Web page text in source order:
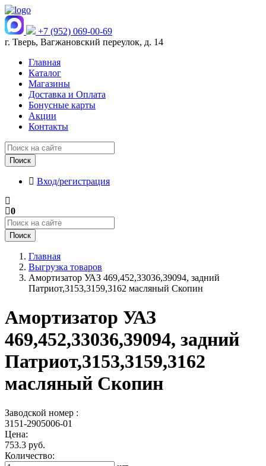
+7 (952) 069-00-69
г. Тверь, Вагжановский переулок, д. 14
Главная
Каталог
Магазины
Доставка и Оплата
Бонусные карты
Акции
Контакты
Поиск
Вход/регистрация
0
Поиск
Главная
Выгрузка товаров
Амортизатор УАЗ 469,452,33036,39094, задний
Патриот,3153,3159,3162 масляный Скопин
Амортизатор УАЗ
469,452,33036,39094, задний
Патриот,3153,3159,3162
масляный Скопин
Заводской номер :
3151-2905006-01
Цена:
753.3 руб.
Количество: